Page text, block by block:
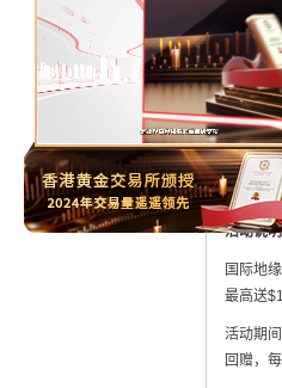
黄金
活动状
活动时
活动对
活动说
国际地
最高送
活动期
回赠，